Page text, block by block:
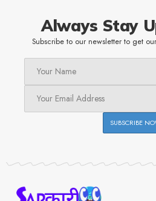
Always Stay
Subscribe to our newsletter to get